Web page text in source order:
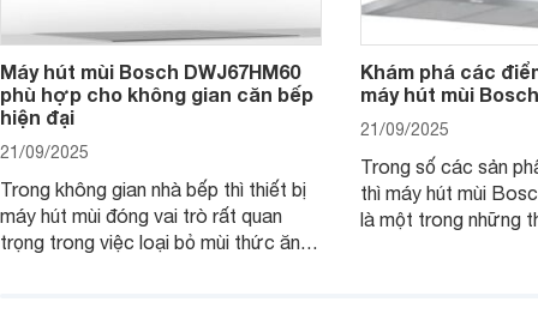
Máy hút mùi Bosch DWJ67HM60
phù hợp cho không gian căn bếp
hiện đại
21/09/2025
Trong không gian nhà bếp thì thiết bị
máy hút mùi đóng vai trò rất quan
trọng trong việc loại bỏ mùi thức ăn,
Khám phá các
máy hút mùi
21/09/2025
Trong số các sản
thì máy hút mùi
là một trong những